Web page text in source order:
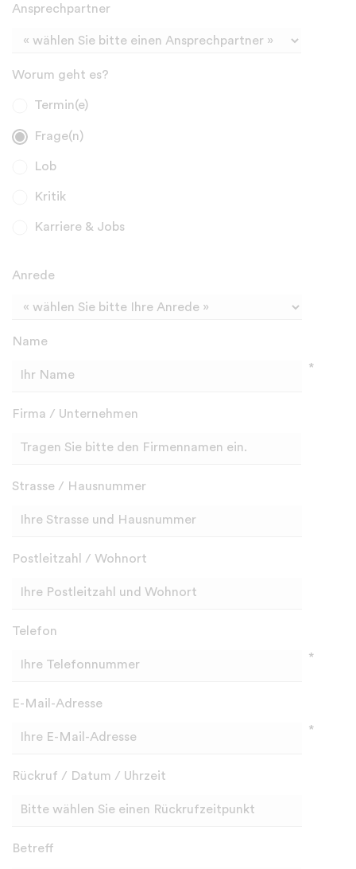
Ansprechpartner
Worum geht es?
Termin(e)
Frage(n)
Lob
Kritik
Karriere & Jobs
Anrede
Name
*
Firma / Unternehmen
Strasse / Hausnummer
Postleitzahl / Wohnort
Telefon
*
E-Mail-Adresse
*
Rückruf / Datum / Uhrzeit
Betreff